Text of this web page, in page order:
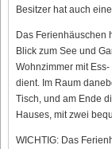
Besitzer hat auch
Das Ferienhäuschen
Blick zum See und
Wohnzimmer mit
dient. Im Raum
Tisch, und am Ende
Hauses, mit zwei
WICHTIG: Das